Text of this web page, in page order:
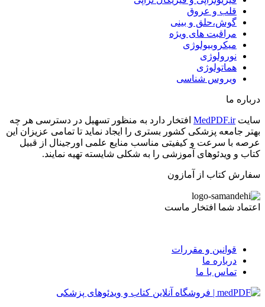
قلب و عروق
گوش،حلق و بینی
مراقبت های ویژه
میکروبیولوژی
نورولوژی
هماتولوژی
ویروس شناسی
درباره ما
سایتMedPDF.ir افتخار دارد به منظور تسهیل در دسترسی هر چه
بهتر جامعه پزشکی کشور بستری را ایجاد نماید تا تمامی عزیزان این
عرصه با سرعت و کیفیتی مناسب منایع علمی اورجینال از قبیل
کتاب و ویدئوهای آموزشی را به شکلی شایسته تهیه نمایند.
سفارش کتاب از آمازون
اعتماد شما افتخار ماست
قوانین و مقررات
درباره ما
تماس با ما